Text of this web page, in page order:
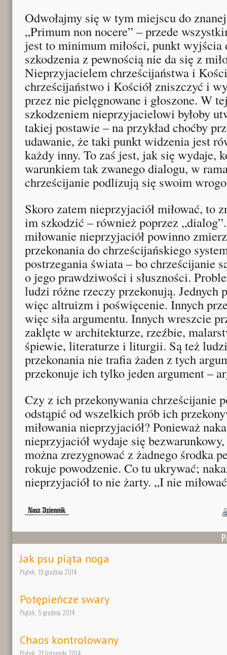
Odwołajmy się w tym miejscu do
„Primum non nocere” – przede
jest to minimum miłości, punkt
szkodzenia z pewnością nie da się z
Nieprzyjacielem chrześcijaństwa i
chrześcijaństwo i Kościół zniszczyć i
przez nie pielęgnowane i głoszone. W
szkodzeniem nieprzyjacielowi byłoby
takiej postawie – na przykład choćby
udawanie, że taki punkt widzenia jest
każdy inny. To zaś jest, jak się wydaje,
warunkiem tak zwanego dialogu, w
chrześcijanie podlizują się swoim
Skoro zatem nieprzyjaciół miłować, to
im szkodzić – również poprzez
miłowanie nieprzyjaciół powinno
przekonania do chrześcijańskiego
postrzegania świata – bo chrześcijanie
o jego prawdziwości i słuszności.
ludzi różne rzeczy przekonują. Jednych
więc altruizm i poświęcenie. Innych
więc siła argumentu. Innych wreszcie
zaklęte w architekturze, rzeźbie,
śpiewie, literaturze i liturgii. Są też
przekonania nie trafia żaden z tych
przekonuje ich tylko jeden argument –
Czy z ich przekonywania chrześcijanie
odstąpić od wszelkich prób ich
miłowania nieprzyjaciół? Ponieważ
nieprzyjaciół wydaje się
można zrezygnować z żadnego środka
rokuje powodzenie. Co tu ukrywać;
nieprzyjaciół to nie żarty. „I nie
Jak psu piąta noga
Piątek, 19 grudnia 2014
Potępieńcze swary
Piątek, 5 grudnia 2014
Chaos kontrolowany